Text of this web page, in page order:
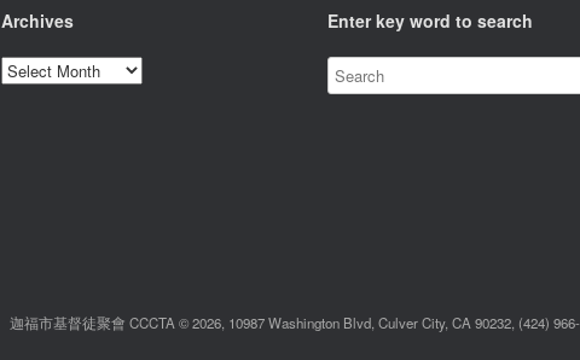
Archives
Archives
Enter key word to search
迦福市基督徒聚會 CCCTA © 2026, 10987 Washington Blvd, Culver City, CA 90232, (424)